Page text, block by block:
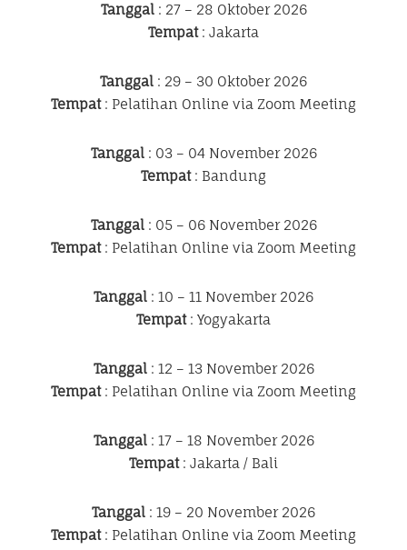
Tanggal: 27 – 28 Oktober 2026
Tempat: Jakarta
Tanggal : 29 – 30 Oktober 2026
Tempat: Pelatihan Online via Zoom Meeting
Tanggal: 03 – 04 November 2026
Tempat: Bandung
Tanggal: 05 – 06 November 2026
Tempat: Pelatihan Online via Zoom Meeting
Tanggal : 10 – 11 November 2026
Tempat: Yogyakarta
Tanggal: 12 – 13 November 2026
Tempat: Pelatihan Online via Zoom Meeting
Tanggal: 17 – 18 November 2026
Tempat: Jakarta / Bali
Tanggal : 19 – 20 November 2026
Tempat: Pelatihan Online via Zoom Meeting